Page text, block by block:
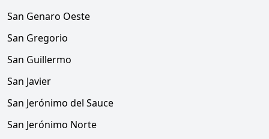
San Genaro Oeste
San Gregorio
San Guillermo
San Javier
San Jerónimo del Sauce
San Jerónimo Norte